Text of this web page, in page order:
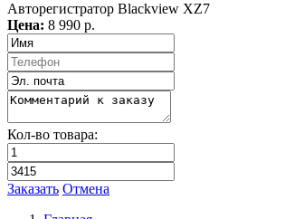
Авторегистратор Blackview XZ7
Цена: 8 990 р.
Кол-во товара:
Заказать Отмена